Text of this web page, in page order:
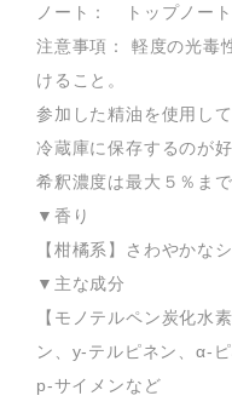
ノート： トップノート
注意事項： 軽度の光毒
けること。
参加した精油を使用して
冷蔵庫に保存するのが好
希釈濃度は最大５％まで
▼香り
【柑橘系】さわやかな
▼主な成分
【モノテルペン炭化水
ン、y-テルピネン、α-
p-サイメンなど